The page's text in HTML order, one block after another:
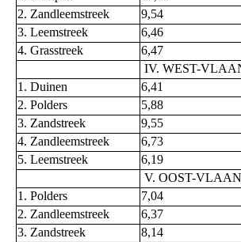
2. Zandleemstreek
9,54
3. Leemstreek
6,46
4. Grasstreek
6,47
IV. WEST-
1. Duinen
6,41
2. Polders
5,88
3. Zandstreek
9,55
4. Zandleemstreek
6,73
5. Leemstreek
6,19
V. OOST-
1. Polders
7,04
2. Zandleemstreek
6,37
3. Zandstreek
8,14